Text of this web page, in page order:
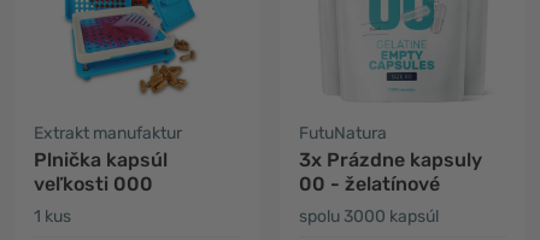
Extrakt manufaktur
Plnička kapsúl
veľkosti 000
1 kus
FutuNatura
3x Prázdne kapsuly
00 - želatínové
spolu 3000 kapsúl